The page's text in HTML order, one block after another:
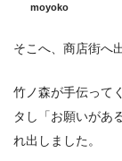
moyoko
そこへ、商店街へ
竹ノ森が手伝って
タし「お願いがあ
れ出しました。